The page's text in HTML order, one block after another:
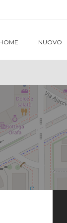
HOME NUOVO